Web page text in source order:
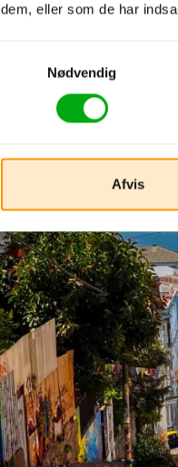
dem, eller som de har
Nødvendig
Afvis